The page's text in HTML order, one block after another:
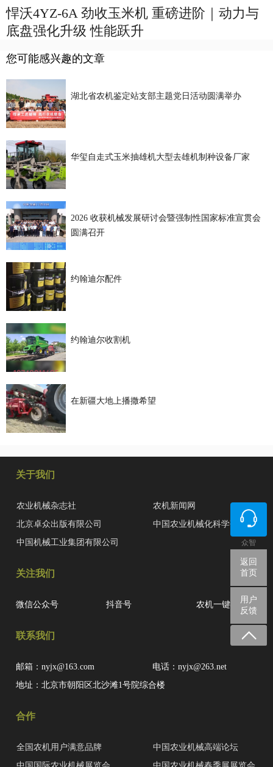
悍沃4YZ-6A 劲收玉米机 重磅进阶｜动力与
底盘强化升级 性能跃升
您可能感兴趣的文章
湖北省农机鉴定站支部主题党日活动圆满举办
华玺自走式玉米抽雄机大型去雄机制种设备厂家
2026 收获机械发展研讨会暨强制性国家标准宣贯会
圆满召开
约翰迪尔配件
约翰迪尔收割机
在新疆大地上播撒希望
众智
返回
首页
用户
反馈
关于我们
农业机械杂志社
农机新闻网
北京卓众出版有限公司
中国农业机械化科学研究院
中国机械工业集团有限公司
关注我们
微信公众号 抖音号 农机一键查
联系我们
邮箱：nyjx@163.com
电话：nyjx@263.net
地址：北京市朝阳区北沙滩1号院综合楼
合作
全国农机用户满意品牌
中国农业机械高端论坛